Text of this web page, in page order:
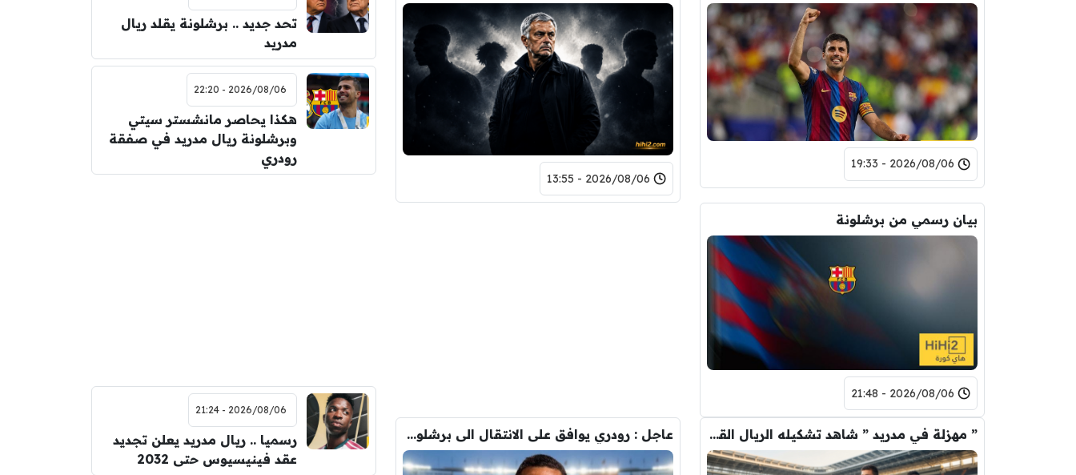
2026/08/06 - 19:33
2026/08/06 - 13:55
بيان رسمي من برشلونة
2026/08/06 - 21:48
” مهزلة في مدريد ” شاهد تشكيله الريال القادمه لاكتساح المركز الثاني عاجل : رودري يوافق على الانتقال الى برشلونة.. 3 أسباب وراء قراره
تحد جديد .. برشلونة يقلد ريال
مدريد
2026/08/06 - 22:20
هكذا يحاصر مانشستر سيتي
وبرشلونة ريال مدريد في صفقة
رودري
2026/08/06 - 21:24
رسميا .. ريال مدريد يعلن تجديد
عقد فينيسيوس حتى 2032